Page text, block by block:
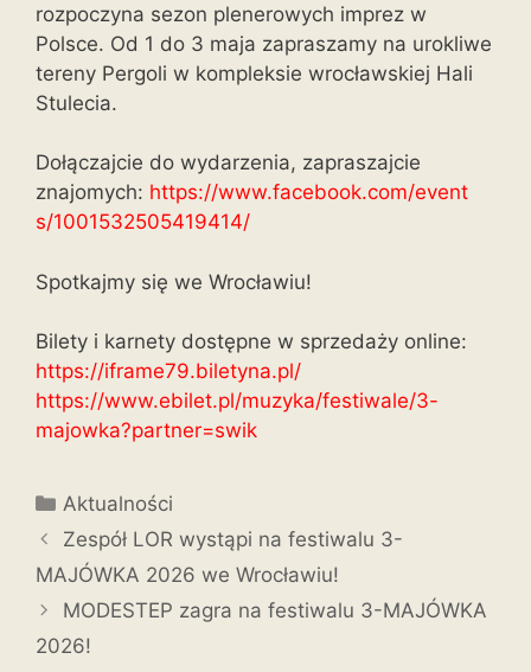
rozpoczyna sezon plenerowych imprez w
Polsce. Od 1 do 3 maja zapraszamy na urokliwe
tereny Pergoli w kompleksie wrocławskiej Hali
Stulecia.
Dołączajcie do wydarzenia, zapraszajcie
znajomych: https://www.facebook.com/event
s/1001532505419414/
Spotkajmy się we Wrocławiu!
Bilety i karnety dostępne w sprzedaży online:
https://iframe79.biletyna.pl/
https://www.ebilet.pl/muzyka/festiwale/3-
majowka?partner=swik
Aktualności
Zespół LOR wystąpi na festiwalu 3-
MAJÓWKA 2026 we Wrocławiu!
MODESTEP zagra na festiwalu 3-MAJÓWKA
2026!